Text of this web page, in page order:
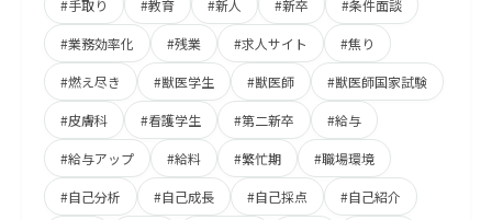
#手取り #教育 #新人 #新卒 #条件面談
#業務効率化 #残業 #求人サイト #焦り
#燃え尽き #獣医学生 #獣医師 #獣医師国家試験
#皮膚科 #看護学生 #第二新卒 #給与
#給与アップ #給料 #繁忙期 #職場環境
#自己分析 #自己成長 #自己採点 #自己紹介